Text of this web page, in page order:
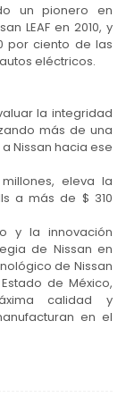
un pionero en
LEAF en 2010, y
por ciento de las
eléctricos.
la integridad
más de una
Nissan hacia ese
eleva la
a más de $ 310
y la innovación
de Nissan en
de Nissan
de México,
calidad y
en el